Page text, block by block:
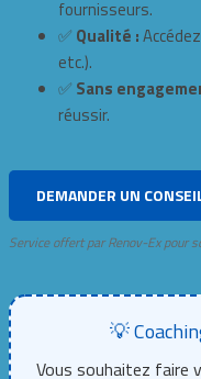
fournisseurs.
✅ Qualité :
etc.).
✅ Sans
réussir.
DEMANDER UN
Service offert par Renov-Ex pour
💡
Vous souhaitez faire